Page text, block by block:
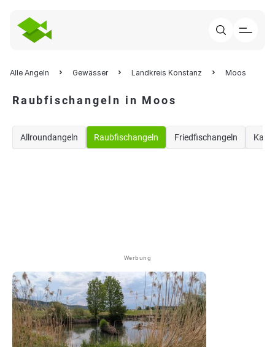
Alle Angeln Gewässer Landkreis Konstanz Moos
Raubfischangeln in Moos
Allroundangeln Raubfischangeln Friedfischangeln
Werbung